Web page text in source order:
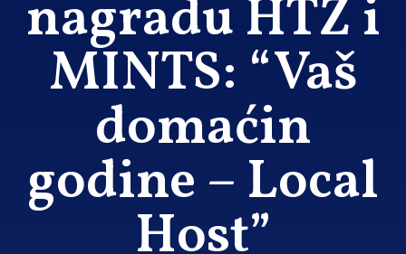
nagradu HTZ i
MINTS: “Vaš
domaćin
godine – Local
Host”